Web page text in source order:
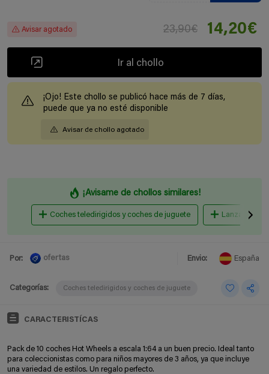
Avisar agotado 23,90€ 14,20€
Ir al chollo
¡Ojo! Este chollo se publicó hace más de 7 días,
puede que ya no esté disponible
Avisar de chollo agotado
¡Avisame de chollos similares!
Coches teledirigidos y coches de juguete Lanzadores
Por: ofertas Envio: España
Categorías: Coches teledirigidos y coches de juguete
CARACTERISTÍCAS
Pack de 10 coches Hot Wheels a escala 1:64 a un buen precio. Ideal tanto
para coleccionistas como para niños mayores de 3 años, ya que incluye
una variedad de estilos. Un regalo perfecto.